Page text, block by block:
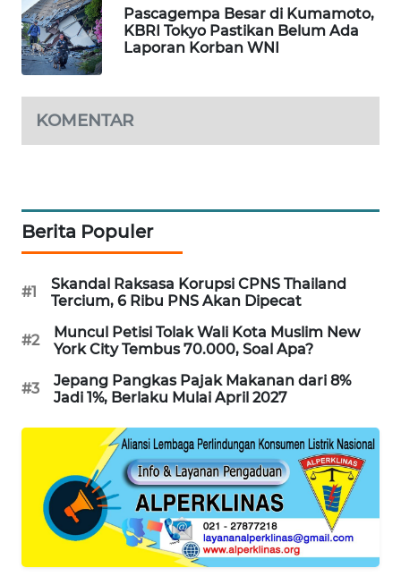
Pascagempa Besar di Kumamoto,
KBRI Tokyo Pastikan Belum Ada
Laporan Korban WNI
KOMENTAR
Berita Populer
#1
Skandal Raksasa Korupsi CPNS Thailand
Tercium, 6 Ribu PNS Akan Dipecat
#2
Muncul Petisi Tolak Wali Kota Muslim New
York City Tembus 70.000, Soal Apa?
#3
Jepang Pangkas Pajak Makanan dari 8%
Jadi 1%, Berlaku Mulai April 2027
WAHANA
PERSONA
WAHANA
DESA
WISATA
LAPAK
Network
KONSUMEN
MASYARAKAT
KELISTRIKAN
WALINKI